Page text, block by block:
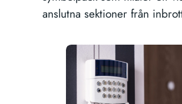
anslutna sektioner från